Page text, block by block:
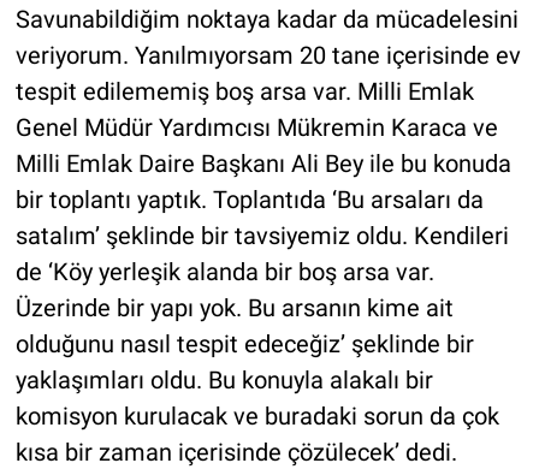
Savunabildiğim noktaya kadar da mücadelesini
veriyorum. Yanılmıyorsam 20 tane içerisinde ev
tespit edilememiş boş arsa var. Milli Emlak
Genel Müdür Yardımcısı Mükremin Karaca ve
Milli Emlak Daire Başkanı Ali Bey ile bu konuda
bir toplantı yaptık. Toplantıda ‘Bu arsaları da
satalım’ şeklinde bir tavsiyemiz oldu. Kendileri
de ‘Köy yerleşik alanda bir boş arsa var.
Üzerinde bir yapı yok. Bu arsanın kime ait
olduğunu nasıl tespit edeceğiz’ şeklinde bir
yaklaşımları oldu. Bu konuyla alakalı bir
komisyon kurulacak ve buradaki sorun da çok
kısa bir zaman içerisinde çözülecek’ dedi.